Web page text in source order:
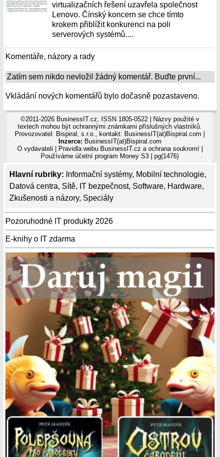
Hlavní rubriky: Informační systémy, Mobilní technologie,
Datová centra, Sítě, IT bezpečnost, Software, Hardware,
Zkušenosti a názory, Speciály
Pozoruhodné IT produkty 2026
E-knihy o IT zdarma
virtualizačních řešení uzavřela společnost
Lenovo. Čínský koncern se chce tímto
krokem přiblížit konkurenci na poli
serverových systémů....
Komentáře, názory a rady
Zatím sem nikdo nevložil žádný komentář. Buďte první...
Vkládání nových komentářů bylo dočasně pozastaveno.
©2011-2026 BusinessIT.cz, ISSN 1805-0522 | Názvy použité v
textech mohou být ochrannými známkami příslušných vlastníků.
Provozovatel: Bispiral, s.r.o., kontakt: BusinessIT(at)Bispiral.com |
Inzerce: BusinessIT(at)Bispiral.com
O vydavateli
Pravidla webu BusinessIT.cz a ochrana soukromí|
Používámeúčetní program Money S3 | pg(1476)